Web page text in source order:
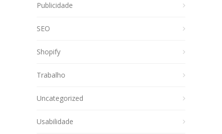
Publicidade
SEO
Shopify
Trabalho
Uncategorized
Usabilidade